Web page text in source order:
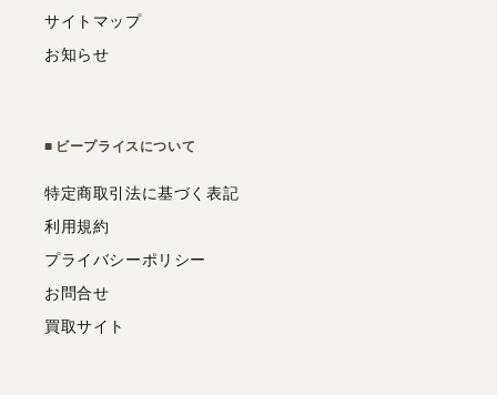
サイトマップ
お知らせ
ビープライスについて
特定商取引法に基づく表記
利用規約
プライバシーポリシー
お問合せ
買取サイト